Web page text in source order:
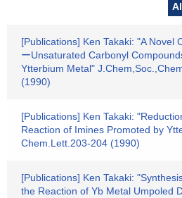
[Publications] Ken Takaki: "A Novel
ーUnsaturated Carbonyl
Ytterbium Metal"
(1990)
[Publications] Ken Takaki:
Reaction of Imines Promoted by
Chem.Lett.203-204 (1990)
[Publications] Ken Takaki:
the Reaction of Yb Metal Umpoled